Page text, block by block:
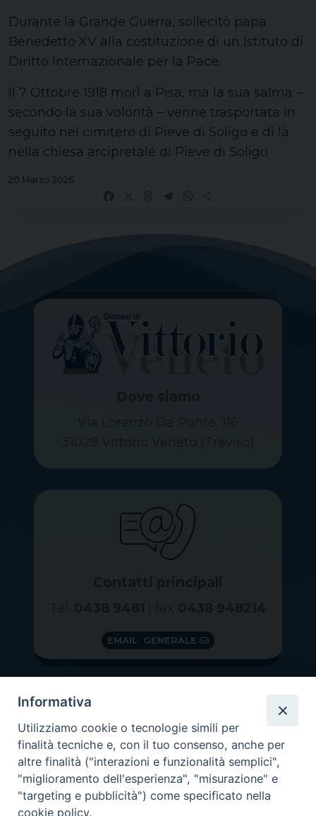
Durante la Grande Guerra, sollecitò papa
Benedetto XV alla costituzione di un Istituto di
Diritto Internazionale per la Pace.
Il 7 Ottobre 1918 morì a Pisa, ma la sua salma –
secondo la sua volontà – venne trasportata in
seguito nel cimitero di Pieve di Soligo e di là
nella chiesa arcipretale di Pieve di Soligo.
20 Marzo 2026
EMAIL GENERALE
GRAZIE PER IL TUO AIUTO
Informativa
Utilizziamo cookie o tecnologie simili per
finalità tecniche e, con il tuo consenso, anche per
altre finalità ("interazioni e funzionalità semplici",
"miglioramento dell'esperienza", "misurazione" e
"targeting e pubblicità") come specificato nella
cookie policy.